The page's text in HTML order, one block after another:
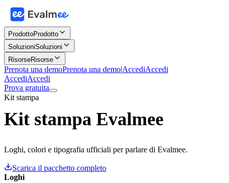
ProdottoProdotto
SoluzioniSoluzioni
RisorseRisorse
Prenota una demoPrenota una demo|AccediAccedi
AccediAccedi
Prova gratuita
Kit stampa
Kit stampa Evalmee
Loghi, colori e tipografia ufficiali per parlare di Evalmee.
Scarica il pacchetto completo
Loghi